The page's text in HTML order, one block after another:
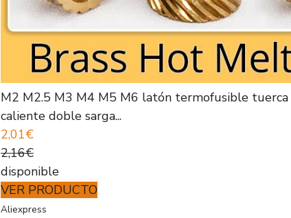
M2 M2.5 M3 M4 M5 M6 latón termofusible
caliente doble sarga...
2,01€
2,16€
disponible
VER PRODUCTO
Aliexpress